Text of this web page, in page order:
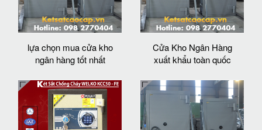
lựa chọn mua cửa kho
ngân hàng tốt nhất
Cửa Kho Ngân Hàng
xuất khẩu toàn quốc